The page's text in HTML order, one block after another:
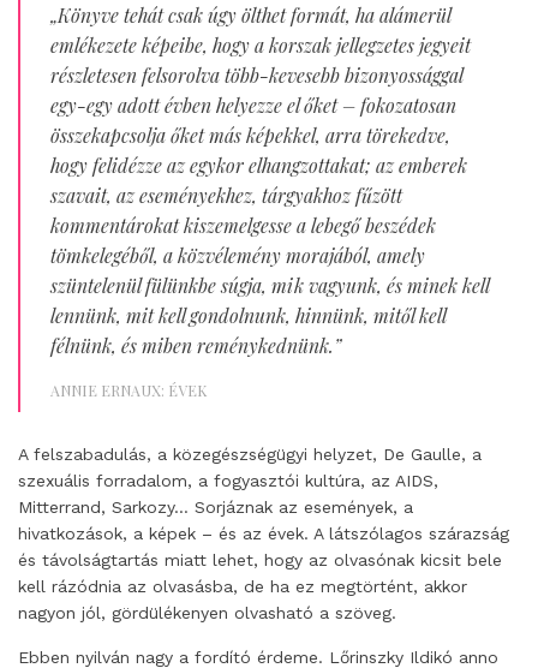
„Könyve tehát csak úgy ölthet formát, ha alámerül
emlékezete képeibe, hogy a korszak jellegzetes jegyeit
részletesen felsorolva több-kevesebb bizonyossággal
egy-egy adott évben helyezze el őket – fokozatosan
összekapcsolja őket más képekkel, arra törekedve,
hogy felidézze az egykor elhangzottakat; az emberek
szavait, az eseményekhez, tárgyakhoz fűzött
kommentárokat kiszemelgesse a lebegő beszédek
tömkelegéből, a közvélemény morajából, amely
szüntelenül fülünkbe súgja, mik vagyunk, és minek kell
lennünk, mit kell gondolnunk, hinnünk, mitől kell
félnünk, és miben reménykednünk.”
ANNIE ERNAUX: ÉVEK
A felszabadulás, a közegészségügyi helyzet, De Gaulle, a
szexuális forradalom, a fogyasztói kultúra, az AIDS,
Mitterrand, Sarkozy… Sorjáznak az események, a
hivatkozások, a képek – és az évek. A látszólagos szárazság
és távolságtartás miatt lehet, hogy az olvasónak kicsit bele
kell rázódnia az olvasásba, de ha ez megtörtént, akkor
nagyon jól, gördülékenyen olvasható a szöveg.
Ebben nyilván nagy a fordító érdeme. Lőrinszky Ildikó anno